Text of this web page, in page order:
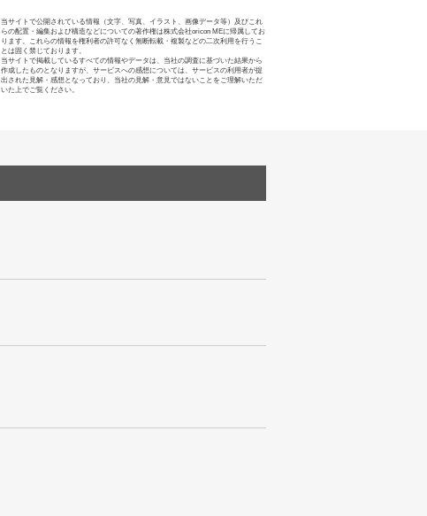
当サイトで公開されている情報（文字、写真、イラスト、画像データ等）及びこれ
らの配置・編集および構造などについての著作権は株式会社oricon MEに帰属してお
ります。これらの情報を権利者の許可なく無断転載・複製などの二次利用を行うこ
とは固く禁じております。
当サイトで掲載しているすべての情報やデータは、当社の調査に基づいた結果から
作成したものとなりますが、サービスへの感想については、サービスの利用者が提
出された見解・感想となっており、当社の見解・意見ではないことをご理解いただ
いた上でご覧ください。